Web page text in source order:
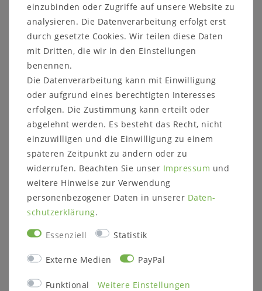
Hinweis zur Anlieferung:
Bitte prüfen Sie vor dem Bestellen, ob das
Möbelstück durch Ihr Treppenhaus/die
Zugänge passt.
Kontaktieren Sie uns auf unserer Internetseite oder
rufen Sie uns direkt an unter 05321-685990. Wir
helfen Ihnen gerne weiter!
Weitere Informationen zum
Möbelstück:
Kiefer massiv gewachst
Fronten geriffelt
und Risse sind naturbedingt
einzubinden oder Zugriffe auf unsere Website zu
analysieren. Die Datenverarbeitung erfolgt erst
durch gesetzte Cookies. Wir teilen diese Daten
mit Dritten, die wir in den Einstellungen
benennen.
Die Datenverarbeitung kann mit Einwilligung
oder aufgrund eines berechtigten Interesses
erfolgen. Die Zustimmung kann erteilt oder
abgelehnt werden. Es besteht das Recht, nicht
einzuwilligen und die Einwilligung zu einem
späteren Zeitpunkt zu ändern oder zu
widerrufen. Beachten Sie unser Impressum und
weitere Hinweise zur Verwendung
personenbezogener Daten in unserer Daten­
schutz­erklärung.
Essenziell Statistik
Externe Medien PayPal
Funktional Weitere Einstellungen